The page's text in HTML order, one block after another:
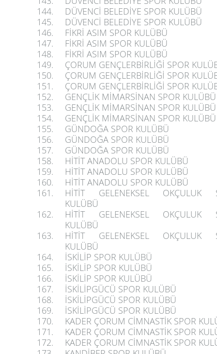
144.
DÜVENCİ BELEDİYE SPOR KULÜBÜ
145.
DÜVENCİ BELEDİYE SPOR KULÜBÜ
146.
FİKRİ ASIM SPOR KULÜBÜ
147.
FİKRİ ASIM SPOR KULÜBÜ
148.
FİKRİ ASIM SPOR KULÜBÜ
149.
ÇORUM GENÇLERBİRLİĞİ SPOR
150.
ÇORUM GENÇLERBİRLİĞİ SPOR
151.
ÇORUM GENÇLERBİRLİĞİ SPOR
152.
GENÇLİK MİMARSİNAN SPOR KULÜBÜ
153.
GENÇLİK MİMARSİNAN SPOR KULÜBÜ
154.
GENÇLİK MİMARSİNAN SPOR KULÜBÜ
155.
GÜNDOĞA SPOR KULÜBÜ
156.
GÜNDOĞA SPOR KULÜBÜ
157.
GÜNDOĞA SPOR KULÜBÜ
158.
HİTİT ANADOLU SPOR KULÜBÜ
159.
HİTİT ANADOLU SPOR KULÜBÜ
160.
HİTİT ANADOLU SPOR KULÜBÜ
161.
HİTİT GELENEKSEL OKÇULUK
KULÜBÜ
162.
HİTİT GELENEKSEL OKÇULUK
KULÜBÜ
163.
HİTİT GELENEKSEL OKÇULUK
KULÜBÜ
164.
İSKİLİP SPOR KULÜBÜ
165.
İSKİLİP SPOR KULÜBÜ
166.
İSKİLİP SPOR KULÜBÜ
167.
İSKİLİPGÜCÜ SPOR KULÜBÜ
168.
İSKİLİPGÜCÜ SPOR KULÜBÜ
169.
İSKİLİPGÜCÜ SPOR KULÜBÜ
170.
KADER ÇORUM CİMNASTİK SPOR
171.
KADER ÇORUM CİMNASTİK SPOR
172.
KADER ÇORUM CİMNASTİK SPOR